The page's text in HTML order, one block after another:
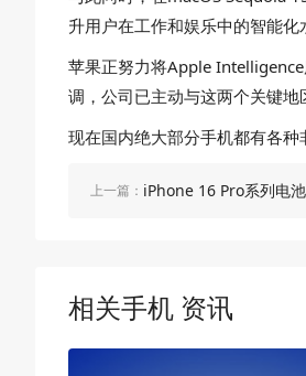
升用户在工作和娱乐中的智能化
苹果正努力将Apple
调，公司已主动与这两个关键
现在国内绝大部分手机都有各
上一篇： iPhone 16 Pro系列电
相关手机 资讯